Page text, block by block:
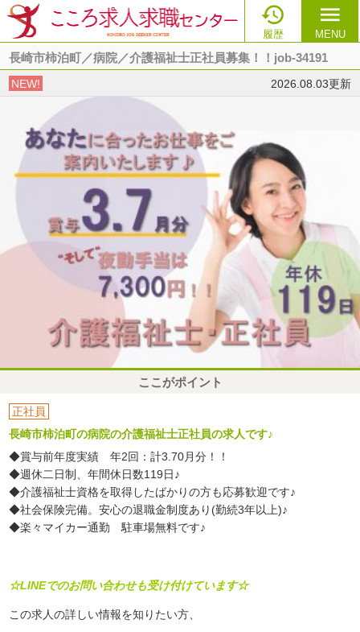

履歴
menu
MENU
長崎市柿泊町／病院／介護福祉士正社員募集！！job-34191
NEW! 2026.08.03更新
ここがポイント
正社員
長崎市柿泊町の病院の介護福祉士正社員の求人です♪
◆賞与前年度実績 年2回：計3.70月分！！
◆週休二日制、年間休日数119日♪
◆介護福祉士資格を取得したばかりの方も応募歓迎です♪
◆社会保険完備。安心の退職金制度あり(勤続3年以上)♪
◆楽々マイカー通勤 駐車場無料です♪
☆LINEでのお問い合わせも受け付けています☆
この求人の詳しい情報を知りたい方、